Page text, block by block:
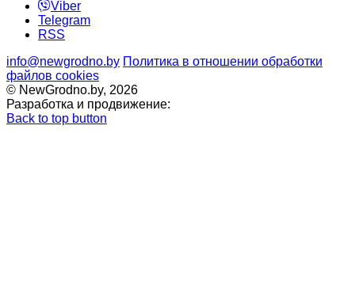
Viber
Telegram
RSS
info@newgrodno.by Политика в отношении обработки
файлов cookies
© NewGrodno.by, 2026
Разработка и продвижение:
Back to top button